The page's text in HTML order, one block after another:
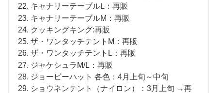
キャナリーテーブルL：再販
キャナリーテーブルM：再販
クッキングキング:再販
ザ・ワンタッチテントM：再販
ザ・ワンタッチテントL：再販
ジャケシュラM/L：再販
ジョービーハット 各色：4月上旬～中旬
ショウネンテント（ナイロン）：3月上旬 →再